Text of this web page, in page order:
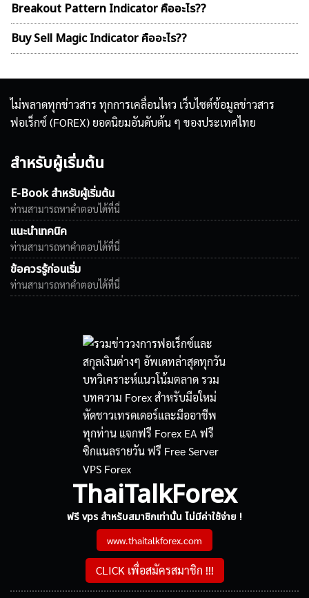
Breakout Pattern Indicator คืออะไร??
Buy Sell Magic Indicator คืออะไร??
ไม่พลาดทุกข่าวสาร ทุกการเคลื่อนไหว เว็บไซต์ข้อมูลข่าวสาร
ฟอเร็กซ์ (FOREX) ยอดนิยมอันดับต้น ๆ ของประเทศไทย
สำหรับผู้เริ่มต้น
E-Book สำหรับผู้เริ่มต้น
ท่านสามารถหาคำตอบได้ที่นี่
แนะนำเทคนิค
ท่านสามารถหาคำตอบได้ที่นี่
ข้อควรรู้ก่อนเริ่ม
ท่านสามารถหาคำตอบได้ที่นี่
ThaiTalkForex
ฟรี vps สำหรับสมาชิกเท่านั้น ไม่มีค่าใช้จ่าย !
www.thaitalkforex.com
CLICK เพื่อสมัครสมาชิก !!!